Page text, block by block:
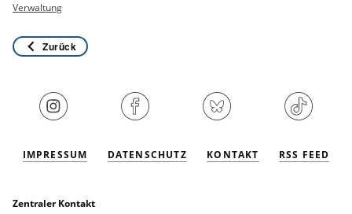
Verwaltung
Zurück
IMPRESSUM DATENSCHUTZ KONTAKT RSS FEED
Zentraler Kontakt